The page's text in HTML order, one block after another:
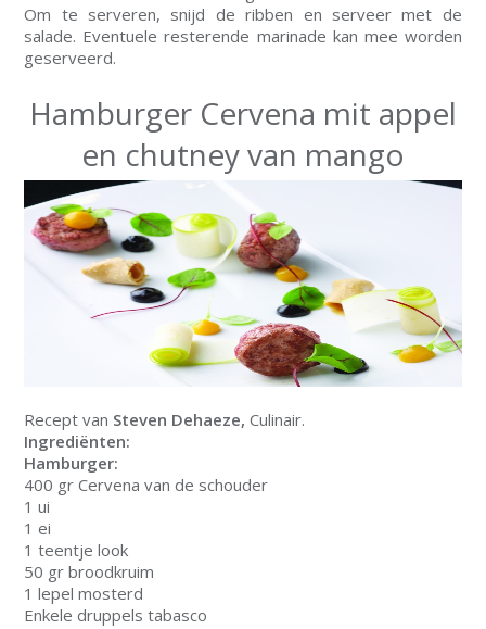
Om te serveren, snijd de ribben en serveer met de
salade. Eventuele resterende marinade kan mee worden
geserveerd.
Hamburger Cervena mit appel
en chutney van mango
Recept van Steven Dehaeze, Culinair.
Ingrediënten:
Hamburger:
400 gr Cervena van de schouder
1 ui
1 ei
1 teentje look
50 gr broodkruim
1 lepel mosterd
Enkele druppels tabasco